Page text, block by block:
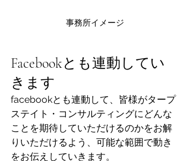
事務所イメージ
Facebookとも連動してい
きます
facebookとも連動して、皆様がタープ
ステイト・コンサルティングにどんな
ことを期待していただけるのかをお解
りいただけるよう、可能な範囲で動き
をお伝えしていきます。